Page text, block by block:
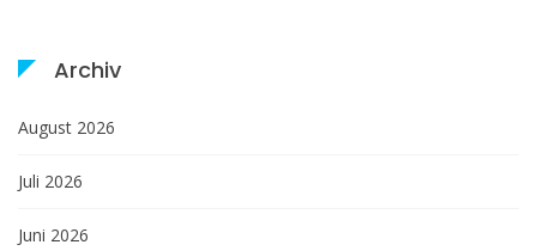
Archiv
August 2026
Juli 2026
Juni 2026